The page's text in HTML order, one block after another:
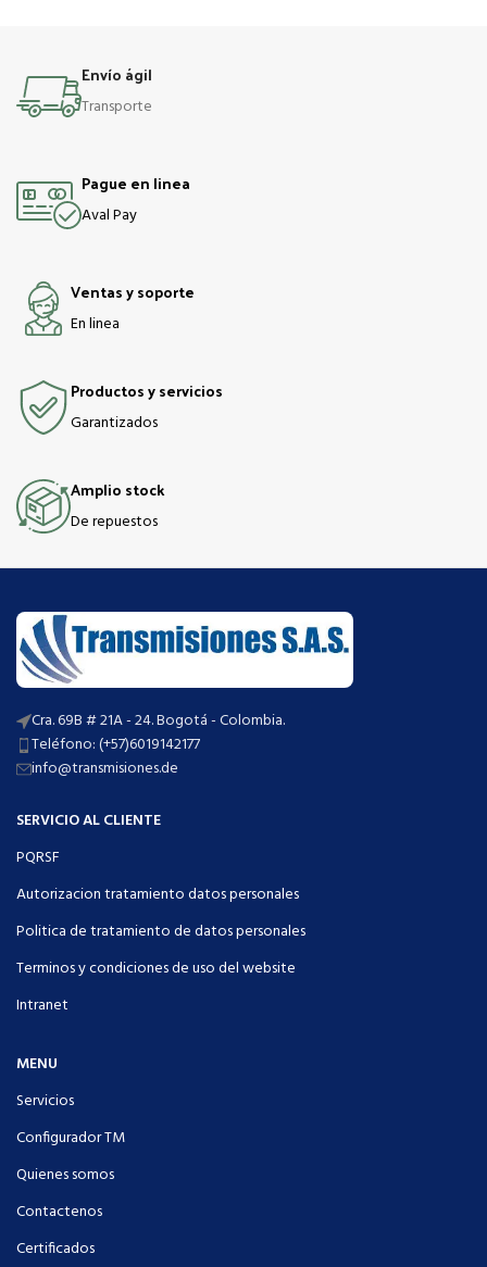
Envío ágil
Transporte
Pague en linea
Aval Pay
Ventas y soporte
En linea
Productos y servicios
Garantizados
Amplio stock
De repuestos
Cra. 69B # 21A - 24. Bogotá - Colombia.
Teléfono: (+57)6019142177
info@transmisiones.de
SERVICIO AL CLIENTE
PQRSF
Autorizacion tratamiento datos personales
Politica de tratamiento de datos personales
Terminos y condiciones de uso del website
Intranet
MENU
Servicios
Configurador TM
Quienes somos
Contactenos
Certificados